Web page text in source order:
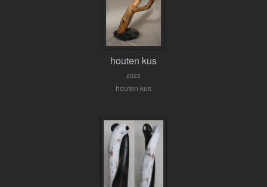
houten kus
2023
houten kus